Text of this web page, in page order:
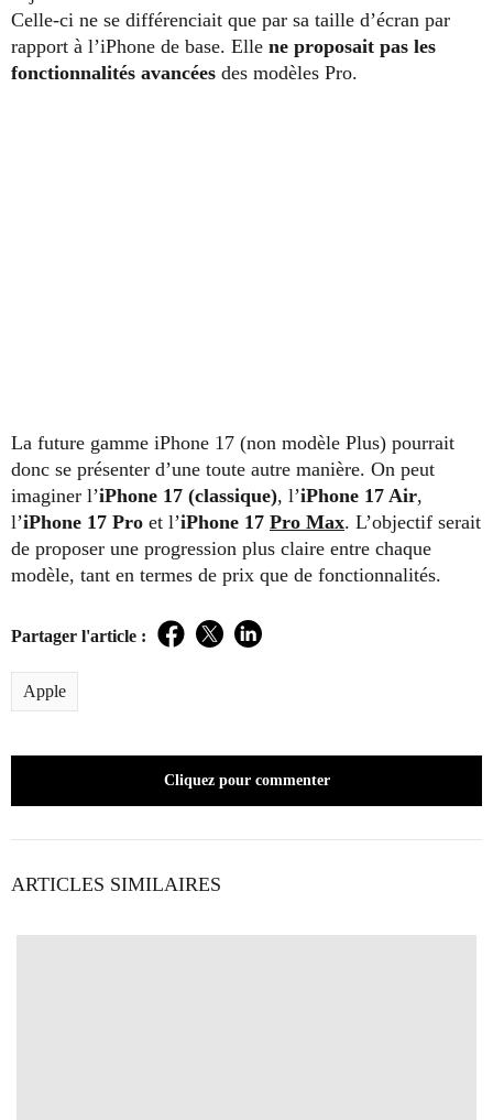
Celle-ci ne se différenciait que par sa taille d’écran par
rapport à l’iPhone de base. Elle ne proposait pas les
fonctionnalités avancées des modèles Pro.
La future gamme iPhone 17 (non modèle Plus) pourrait
donc se présenter d’une toute autre manière. On peut
imaginer l’iPhone 17 (classique), l’iPhone 17 Air,
l’iPhone 17 Pro et l’iPhone 17 Pro Max. L’objectif serait
de proposer une progression plus claire entre chaque
modèle, tant en termes de prix que de fonctionnalités.
Partager l'article : Facebook
TwitterLinkedIn
Apple
Cliquez pour commenter
ARTICLES SIMILAIRES